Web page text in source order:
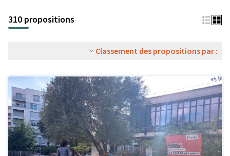
310 propositions
Classement des propositions par :